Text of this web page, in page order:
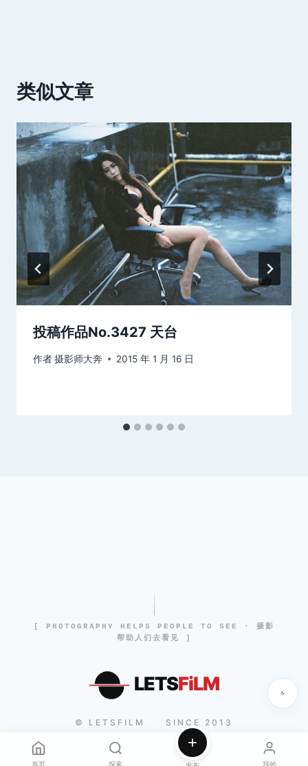
类似文章
投稿作品No.3427 天台
作者摄影师大奔 2015 年 1 月 16 日
[ PHOTOGRAPHY HELPS PEOPLE TO SEE · 摄影
帮助人们去看见 ]
LETSFiLM
© LETSFILM SINCE 2013
首页 探索 我的